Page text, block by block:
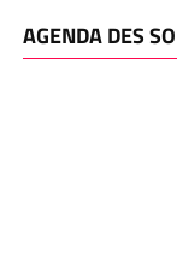
AGENDA DES